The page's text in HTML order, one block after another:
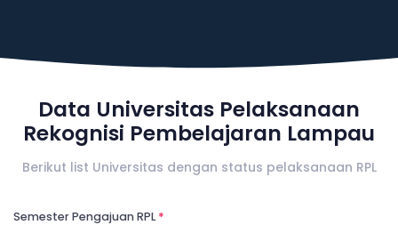
Data Universitas Pelaksanaan
Rekognisi Pembelajaran Lampau
Berikut list Universitas dengan status pelaksanaan RPL
Semester Pengajuan RPL